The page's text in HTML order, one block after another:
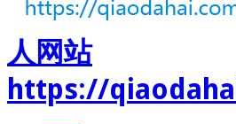
人网站
https://